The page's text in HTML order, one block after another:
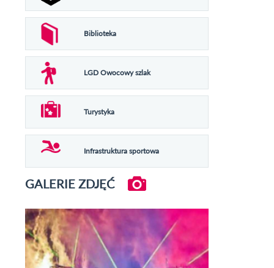
Biblioteka
LGD Owocowy szlak
Turystyka
Infrastruktura sportowa
GALERIE ZDJĘĆ